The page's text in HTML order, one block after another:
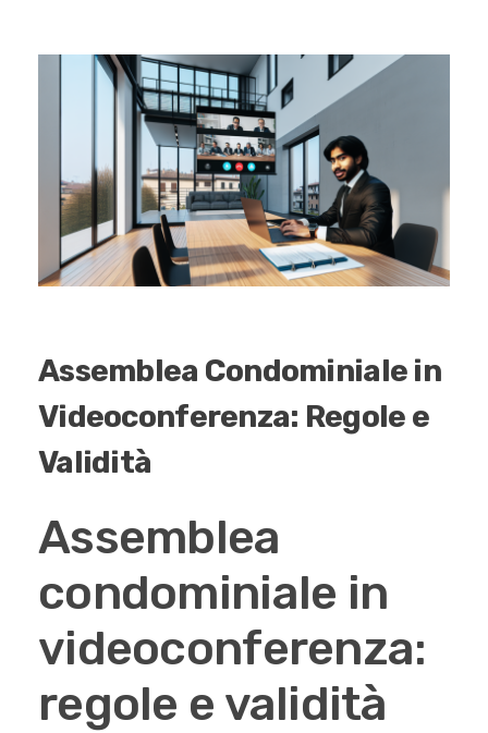
Assemblea Condominiale in
Videoconferenza: Regole e
Validità
Assemblea
condominiale in
videoconferenza:
regole e validità